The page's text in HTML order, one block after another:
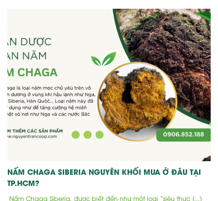
NẤM CHAGA SIBERIA NGUYÊN KHỐI MUA Ở ĐÂU TẠI
TP.HCM?
Nấm Chaga Siberia, được biết đến như một loại “siêu thực [...]